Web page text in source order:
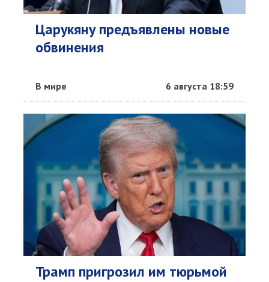
Царукяну предъявлены новые
обвинения
В мире 6 августа 18:59
Трамп пригрозил им тюрьмой